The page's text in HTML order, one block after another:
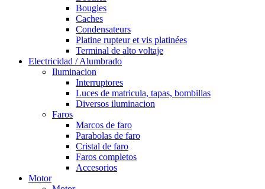
Bougies
Caches
Condensateurs
Platine rupteur et vis platinées
Terminal de alto voltaje
Electricidad / Alumbrado
Iluminacion
Interruptores
Luces de matricula, tapas, bombillas
Diversos iluminacion
Faros
Marcos de faro
Parabolas de faro
Cristal de faro
Faros completos
Accesorios
Motor